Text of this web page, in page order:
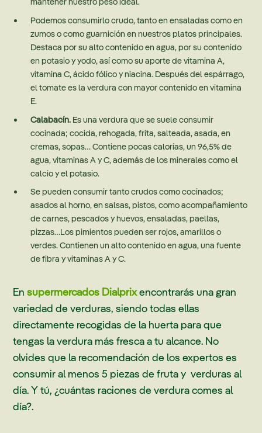
Podemos consumirlo crudo, tanto en ensaladas como en
zumos o como guarnición en nuestros platos principales.
Destaca por su alto contenido en agua, por su contenido
en potasio y yodo, así como su aporte de vitamina A,
vitamina C, ácido fólico y niacina. Después del espárrago,
el tomate es la verdura con mayor contenido en vitamina
E.
Calabacín. Es una verdura que se suele consumir
cocinada; cocida, rehogada, frita, salteada, asada, en
cremas, sopas… Contiene pocas calorías, un 96,5% de
agua, vitaminas A y C, además de los minerales como el
calcio y el potasio.
Se pueden consumir tanto crudos como cocinados;
asados al horno, en salsas, pistos, como acompañamiento
de carnes, pescados y huevos, ensaladas, paellas,
pizzas…Los pimientos pueden ser rojos, amarillos o
verdes. Contienen un alto contenido en agua, una fuente
de fibra y vitaminas A y C.
Ensupermercados Dialprixencontrarás una gran
variedad de verduras, siendo todas ellas
directamente recogidas de la huerta para que
tengas la verdura más fresca a tu alcance. No
olvides que la recomendación de los expertos es
consumir al menos 5 piezas de fruta y verduras al
día. Y tú, ¿cuántas raciones de verdura comes al
día?.